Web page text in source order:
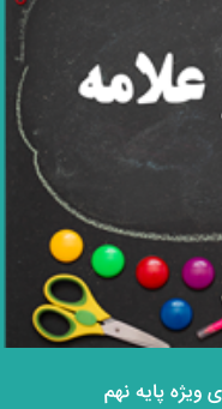
ویژه پایه نهم